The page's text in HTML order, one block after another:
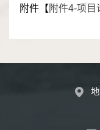
附件【 附件4-项目